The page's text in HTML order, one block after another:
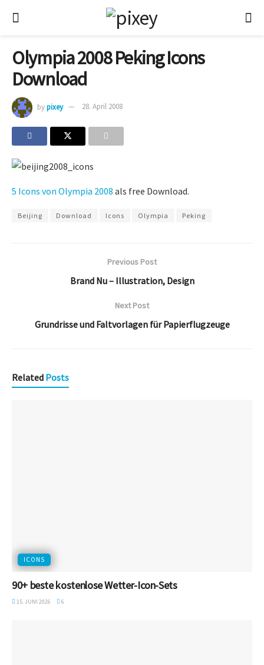
Olympia 2008 Peking Icons
Download
bypixey 28. April 2008
5 Icons von Olympia 2008 als free Download.
Beijing Download Icons Olympia Peking
Previous Post
Brand Nu – Illustration, Design
Next Post
Grundrisse und Faltvorlagen für Papierflugzeuge
Related Posts
ICONS
90+ beste kostenlose Wetter-Icon-Sets
15. JUNI 2026 6